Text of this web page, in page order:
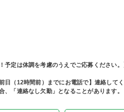
予定は体調を考慮のうえでご応募ください
（12時間前）までにお電話で】連絡して
「連絡なし欠勤」となることがあります。